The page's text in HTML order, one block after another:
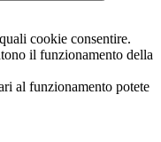
cookie consentire.
il funzionamento della
al funzionamento potete